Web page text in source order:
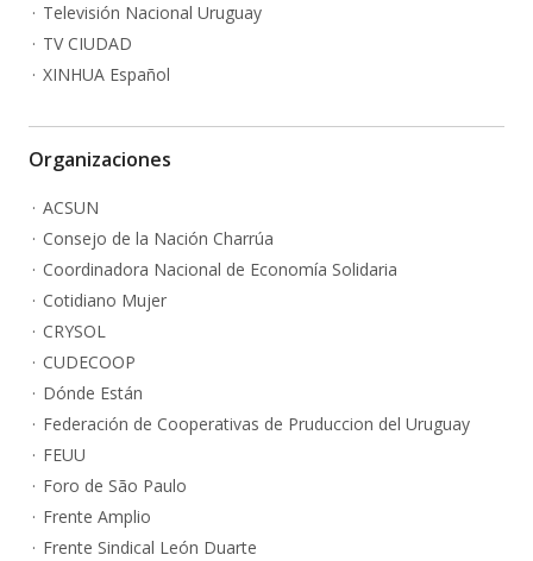
Televisión Nacional Uruguay
TV CIUDAD
XINHUA Español
Organizaciones
ACSUN
Consejo de la Nación Charrúa
Coordinadora Nacional de Economía Solidaria
Cotidiano Mujer
CRYSOL
CUDECOOP
Dónde Están
Federación de Cooperativas de Pruduccion del Uruguay
FEUU
Foro de São Paulo
Frente Amplio
Frente Sindical León Duarte